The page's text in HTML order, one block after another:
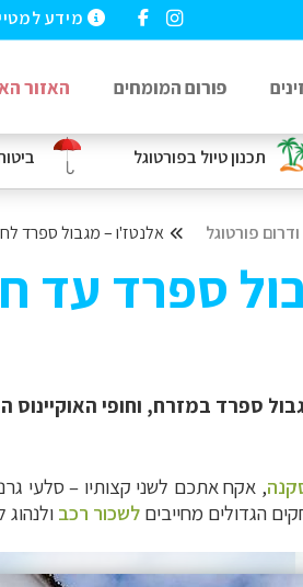
תכנון טיול בפורטוגל
מידע
פורום המומחים האזור
ודרום פורטוגל אלנטז'ו – מגבול ספרד
ספרד עד
ספרד במזרח, וחופי
, אקח אתכם לשני קצותיו – סלעי
הגדולים מחייבים לשכור רכב